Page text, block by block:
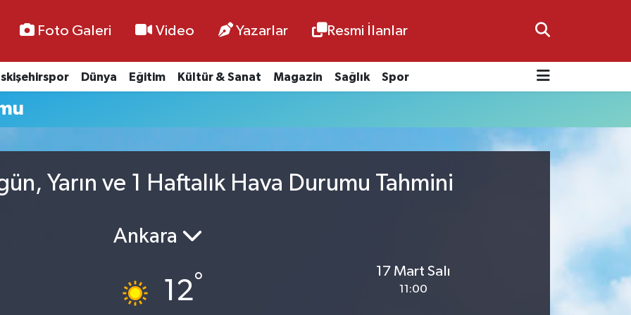
Foto Galeri Video Yazarlar Resmi İlanlar
Dünya Eğitim Kültür & Sanat Magazin Sağlık Spor
Yarın ve 1 Haftalık Hava Durumu Tahmini
Ankara
12°
17 Mart Salı
11:00